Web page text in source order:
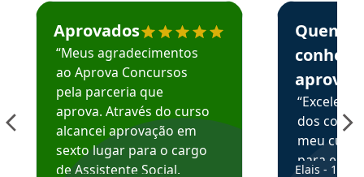
Estudante José recomenda o Aprova Concursos em
Aprovados
“Meus agradecimentos
ao Aprova Concursos
pela parceria que
aprova. Através do curso
alcancei aprovação em
sexto lugar para o cargo
de Assistente Social.
Estudante
Quem
aprova
dos
meu
para
Elais - 15/